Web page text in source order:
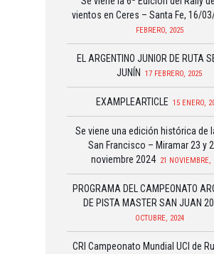
vientos en Ceres – Santa Fe, 16/
FEBRERO, 2025
EL ARGENTINO JUNIOR DE RUTA
JUNÍN
17 FEBRERO, 2025
EXAMPLEARTICLE 15 ENERO,
Se viene una edición histórica de
San Francisco – Miramar 23 y
noviembre 2024 21 NOVIEMBRE,
PROGRAMA DEL CAMPEONATO
DE PISTA MASTER SAN JUAN
OCTUBRE, 2024
CRI Campeonato Mundial UCI de